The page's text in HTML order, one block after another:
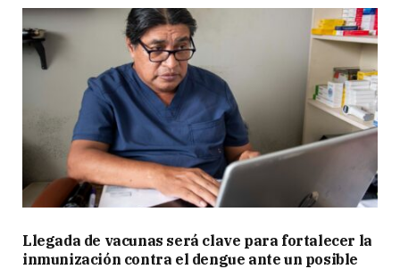
Llegada de vacunas será clave para fortalecer la
inmunización contra el dengue ante un posible